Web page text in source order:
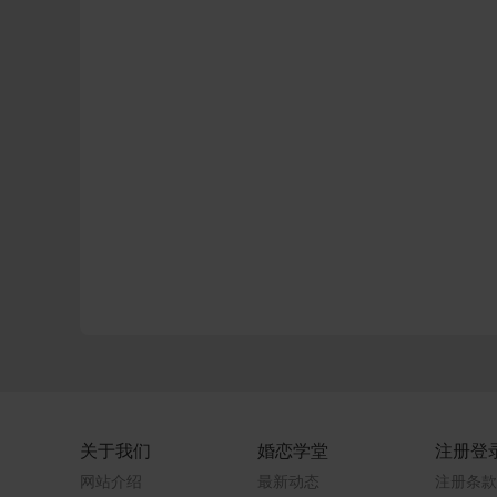
关于我们
网站介绍
婚恋学堂
最新动态
注册登
注册条款